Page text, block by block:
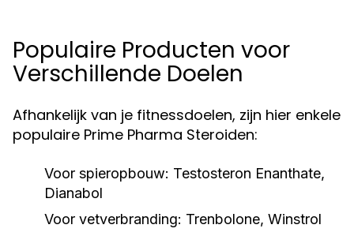
Populaire Producten voor
Verschillende Doelen
Afhankelijk van je fitnessdoelen, zijn hier enkele
populaire Prime Pharma Steroiden:
Voor spieropbouw: Testosteron Enanthate,
Dianabol
Voor vetverbranding: Trenbolone, Winstrol